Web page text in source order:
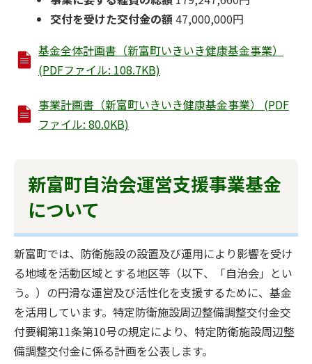
交付を受けた交付金の額47,000,000円
基金全体計画書（新富町いきいき健康基金事業）
(PDFファイル: 108.7KB)
事業計画書（新富町いきいき健康基金事業） (PDF
ファイル: 80.0KB)
新富町自治会運営支援事業基金
について
新富町では、防衛施設の設置及び運用により影響を受け
る地域を活動区域とする地区等（以下、「自治会」とい
う。）の円滑な運営及び活性化を支援するために、基金
を活用しています。特定防衛施設周辺整備調整交付金交
付要綱第11条第10号の規定により、特定防衛施設周辺整
備調整交付金に係る計画を公表します。